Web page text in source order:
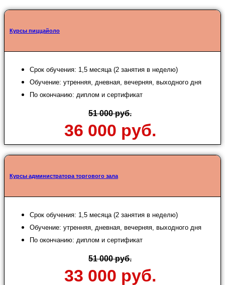
Курсы пиццайоло
Срок обучения: 1,5 месяца (2 занятия в неделю)
Обучение: утренняя, дневная, вечерняя, выходного дня
По окончанию: диплом и сертификат
51 000 руб.
36 000 руб.
Курсы администратора торгового зала
Срок обучения: 1,5 месяца (2 занятия в неделю)
Обучение: утренняя, дневная, вечерняя, выходного дня
По окончанию: диплом и сертификат
51 000 руб.
33 000 руб.